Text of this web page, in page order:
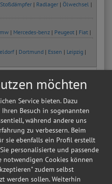
| Radlager | Ölwechsel |
| Mercedes-benz | Peugeot | Fiat |
| Dortmund | Essen | Leipzig |
FOCUS III 1.6 EcoBoost
130 L,GL
Laguna Grandtour II Expression
Alhambra Style
Eos
möchten
Service bieten. Dazu
Besuch in sogenannten
während andere uns
zu verbessern. Beim
sie ebenfalls ein Profil erstellt
personalisierte und passende
notwendigen Cookies können
zudem selbst
werden sollen. Weiterhin